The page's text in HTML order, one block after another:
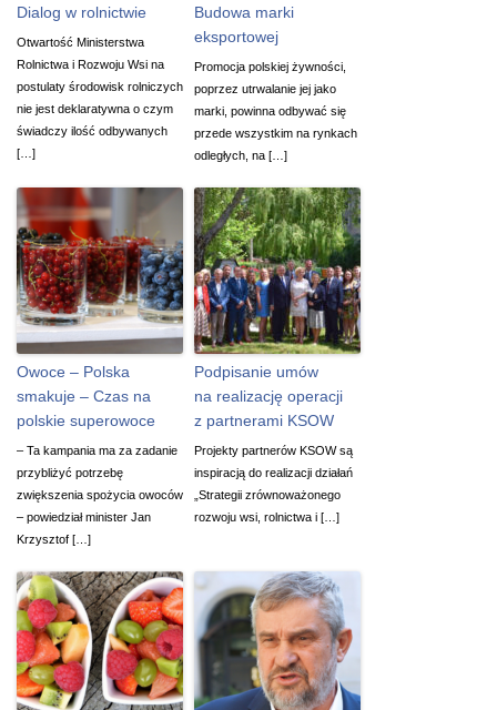
Dialog w rolnictwie
Otwartość Ministerstwa
Rolnictwa i Rozwoju Wsi na
postulaty środowisk rolniczych
nie jest deklaratywna o czym
świadczy ilość odbywanych
[…]
Budowa marki
eksportowej
Promocja polskiej żywności,
poprzez utrwalanie jej jako
marki, powinna odbywać się
przede wszystkim na rynkach
odległych, na […]
Owoce – Polska
smakuje – Czas na
polskie superowoce
– Ta kampania ma za zadanie
przybliżyć potrzebę
zwiększenia spożycia owoców
– powiedział minister Jan
Krzysztof […]
Podpisanie umów
na realizację operacji
z partnerami KSOW
Projekty partnerów KSOW są
inspiracją do realizacji działań
„Strategii zrównoważonego
rozwoju wsi, rolnictwa i […]